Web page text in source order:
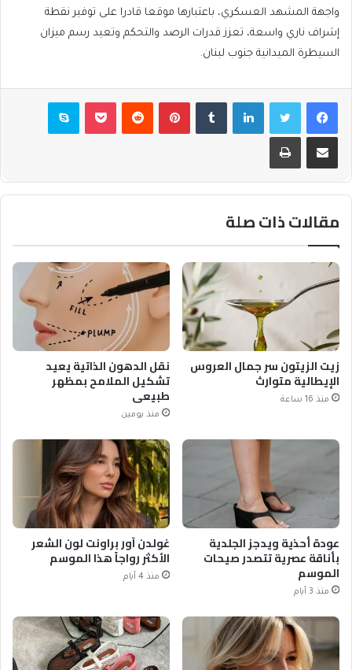
واجهة المشهد العسكري، باعتبارها موقعا قادرا على توفير نقطة
إشراف ناري واسعة، تعزز قدرات الرصد والتحكم وتعيد رسم ميزان
السيطرة الميدانية جنوب لبنان.
فيسبوكتويتر لينكدإن بينتيريست بوكيت سكايب
مشاركة عبر البريد طباعة
مقالات ذات صلة
زيت الزيتون سر جمال العروس
الإيطالية متوارث
منذ 16 ساعة
نقل الدهون الذاتية يعيد
تشكيل الملامح بمظهر
طبيعي
منذ يومين
عودة أحذية ويدجز الجلدية
بأناقة عصرية تتصدر صيحات
الموسم
منذ 3 أيام
غولدن آور براونت لون الشعر
الأكثر رواجاً هذا الموسم
منذ 4 أيام